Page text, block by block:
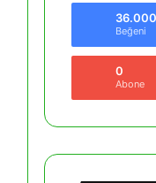
36.000
Beğeni
0
Abone